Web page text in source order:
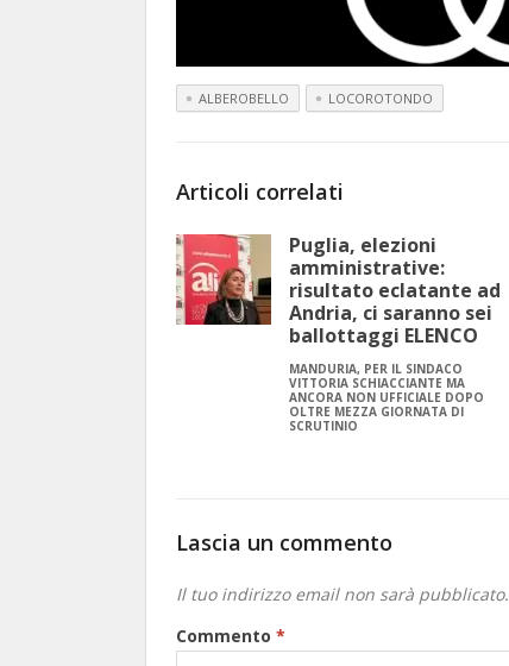
ALBEROBELLO LOCOROTONDO
Articoli correlati
Puglia, elezioni
amministrative:
risultato eclatante ad
Andria, ci saranno sei
ballottaggi ELENCO
MANDURIA, PER IL SINDACO
VITTORIA SCHIACCIANTE MA
ANCORA NON UFFICIALE DOPO
OLTRE MEZZA GIORNATA DI
SCRUTINIO
Lascia un commento
Il tuo indirizzo email non sarà pubblicato.
Commento *